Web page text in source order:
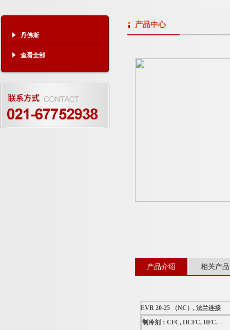
丹佛斯
查看全部
产品中心
产品介绍 相关产品
EVR 20-25 （NC）, 法兰连接
制冷剂：CFC, HCFC, HFC.